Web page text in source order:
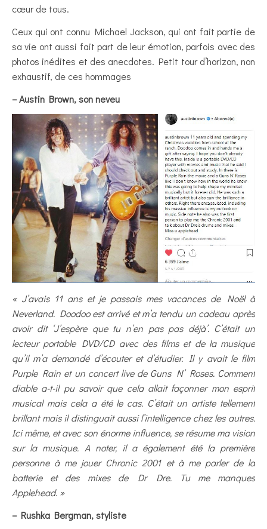
cœur de tous.
Ceux qui ont connu Michael Jackson, qui ont fait partie de
sa vie ont aussi fait part de leur émotion, parfois avec des
photos inédites et des anecdotes. Petit tour d’horizon, non
exhaustif, de ces hommages
– Austin Brown, son neveu
« J’avais 11 ans et je passais mes vacances de Noël à
Neverland. Doodoo est arrivé et m’a tendu un cadeau après
avoir dit ‘J’espère que tu n’en pas pas déjà’. C’était un
lecteur portable DVD/CD avec des films et de la musique
qu’il m’a demandé d’écouter et d’étudier. Il y avait le film
Purple Rain et un concert live de Guns N’ Roses. Comment
diable a-t-il pu savoir que cela allait façonner mon esprit
musical mais cela a été le cas. C’était un artiste tellement
brillant mais il distinguait aussi l’intelligence chez les autres.
Ici même, et avec son énorme influence, se résume ma vision
sur la musique. A noter, il a également été la première
personne à me jouer Chronic 2001 et à me parler de la
batterie et des mixes de Dr Dre. Tu me manques
Applehead. »
– Rushka Bergman, styliste